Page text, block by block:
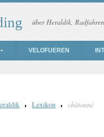
über Heraldik,
VELOFUEREN
Lexikon châtonné